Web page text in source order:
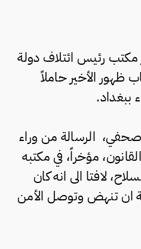
رئيس ائتلاف دولة
ظهور الأخير حاملاً
ببغداد.
الرسالة من وراء
مؤخراً، في مكتبه
لافتا الى انه كان
ان تنهض وتوصل الأمن